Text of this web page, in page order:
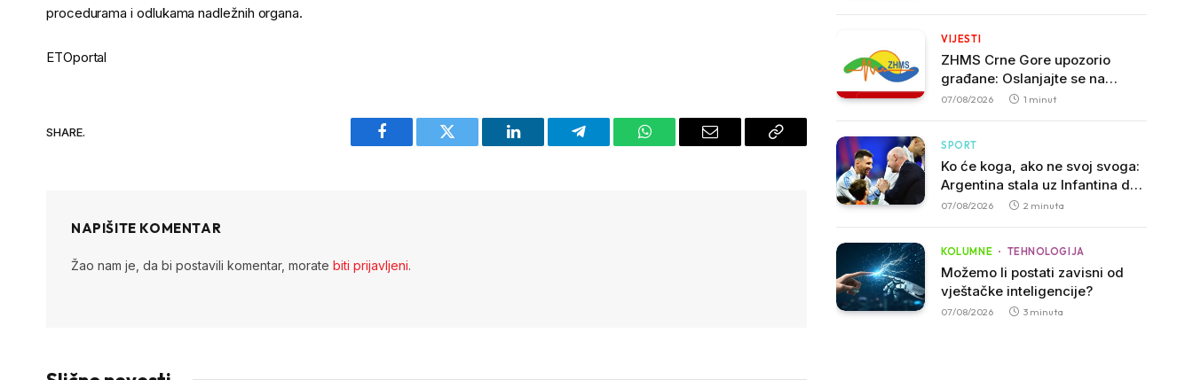
procedurama i odlukama nadležnih organa.
ETOportal
SHARE.
Facebook Twitter LinkedIn Telegram WhatsAppEmail
Copy
NAPIŠITE KOMENTAR
Žao nam je, da bi postavili komentar, morate biti prijavljeni.
VIJESTI
ZHMS Crne Gore upozorio
građane: Oslanjajte se na
zvanične vremenske prognoze
07/08/2026 1 minut
SPORT
Ko će koga, ako ne svoj svoga:
Argentina stala uz Infantina dok
se FIFA suočava sa kritikama
07/08/2026 2 minuta
KOLUMNE TEHNOLOGIJA
Možemo li postati zavisni od
vještačke inteligencije?
07/08/2026 3 minuta